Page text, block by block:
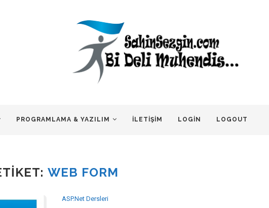
PROGRAMLAMA & YAZILIM İLETIŞIM LOGIN LOGOUT
WEB FORM
ASP.Net Dersleri